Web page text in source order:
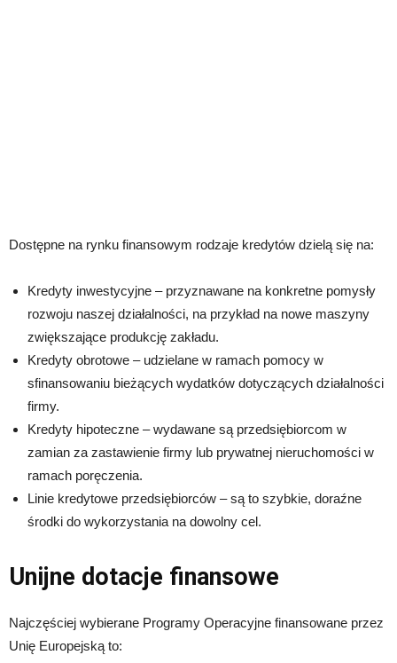
Dostępne na rynku finansowym rodzaje kredytów dzielą się na:
Kredyty inwestycyjne – przyznawane na konkretne pomysły
rozwoju naszej działalności, na przykład na nowe maszyny
zwiększające produkcję zakładu.
Kredyty obrotowe – udzielane w ramach pomocy w
sfinansowaniu bieżących wydatków dotyczących działalności
firmy.
Kredyty hipoteczne – wydawane są przedsiębiorcom w
zamian za zastawienie firmy lub prywatnej nieruchomości w
ramach poręczenia.
Linie kredytowe przedsiębiorców – są to szybkie, doraźne
środki do wykorzystania na dowolny cel.
Unijne dotacje finansowe
Najczęściej wybierane Programy Operacyjne finansowane przez
Unię Europejską to: